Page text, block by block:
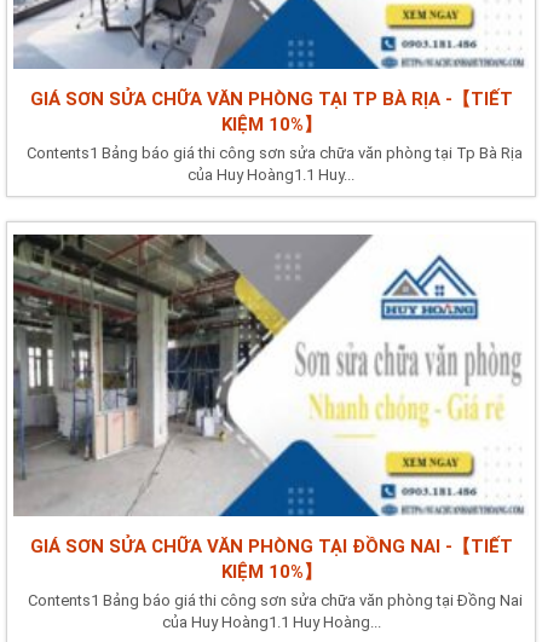
GIÁ SƠN SỬA CHỮA VĂN PHÒNG TẠI TP BÀ RỊA -【TIẾT
KIỆM 10%】
Contents1 Bảng báo giá thi công sơn sửa chữa văn phòng tại Tp Bà Rịa
của Huy Hoàng1.1 Huy...
GIÁ SƠN SỬA CHỮA VĂN PHÒNG TẠI ĐỒNG NAI -【TIẾT
KIỆM 10%】
Contents1 Bảng báo giá thi công sơn sửa chữa văn phòng tại Đồng Nai
của Huy Hoàng1.1 Huy Hoàng...